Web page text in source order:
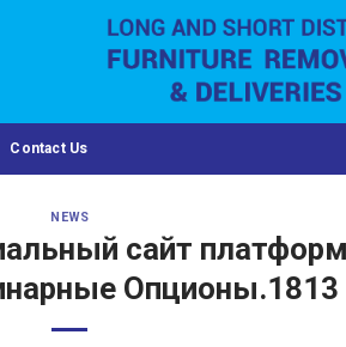
Contact Us
NEWS
сайт
Опционы.1813